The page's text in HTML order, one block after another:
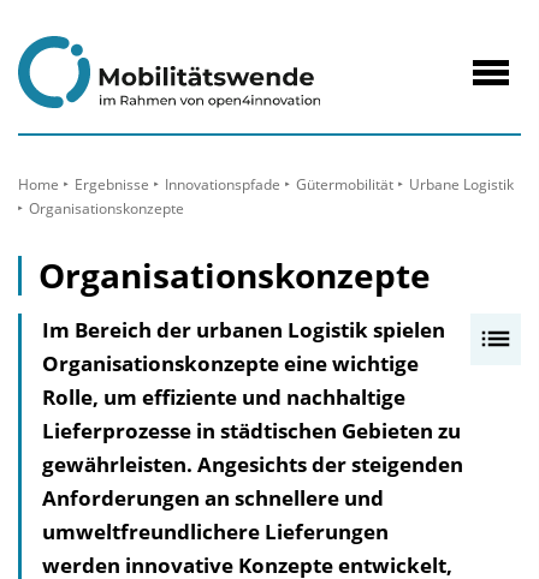
Inhalt
Home Ergebnisse Innovationspfade Gütermobilität
Urbane Logistik
Organisationskonzepte
Organisationskonzepte
Im Bereich der urbanen Logistik spielen
Organisationskonzepte eine wichtige
Rolle, um effiziente und nachhaltige
Lieferprozesse in städtischen Gebieten zu
gewährleisten. Angesichts der steigenden
Anforderungen an schnellere und
umweltfreundlichere Lieferungen
werden innovative Konzepte entwickelt,